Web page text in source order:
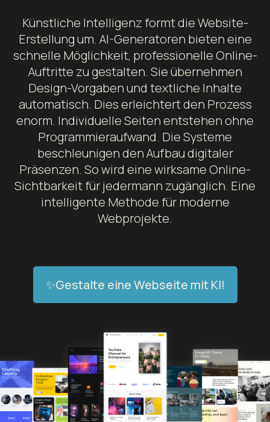
Künstliche Intelligenz formt die Website-
Erstellung um. AI-Generatoren bieten eine
schnelle Möglichkeit, professionelle Online-
Auftritte zu gestalten. Sie übernehmen
Design-Vorgaben und textliche Inhalte
automatisch. Dies erleichtert den Prozess
enorm. Individuelle Seiten entstehen ohne
Programmieraufwand. Die Systeme
beschleunigen den Aufbau digitaler
Präsenzen. So wird eine wirksame Online-
Sichtbarkeit für jedermann zugänglich. Eine
intelligente Methode für moderne
Webprojekte.
✨Gestalte eine Webseite mit KI!